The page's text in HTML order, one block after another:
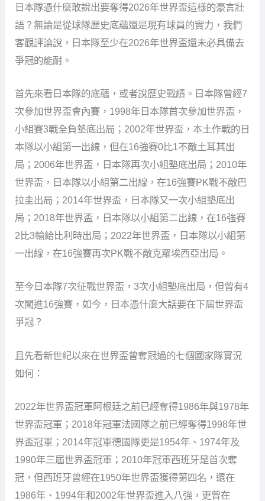
日本隊憑什麼敢說出要奪得2026年世界盃這樣的豪言壯
語？無論是從球隊歷史底蘊還是現有球員的實力，我們
客觀評論說，日本隊至少在2026年世界盃還未必具備去
爭冠的能耐。
首先來看日本隊的底蘊，或者說歷史戰績。日本隊曾經7
次參加世界盃會內賽，1998年日本隊首次參加世界盃，
小組賽3戰全負墊底出局；2002年世界盃，本土作戰的日
本隊以小組第一出線，但在16強賽0比1不敵土耳其出
局；2006年世界盃，日本隊再次小組墊底出局；2010年
世界盃，日本隊以小組第二出線，在16強賽PK戰不敵巴
拉圭出局；2014年世界盃，日本隊又一次小組墊底出
局；2018年世界盃，日本隊以小組第二出線，在16強賽
2比3輸給比利時出局；2022年世界盃，日本隊以小組第
一出線，在16強賽再次PK戰不敵克羅埃西亞出局。
至今日本隊7次征戰世界盃，3次小組墊底出局，但曾有4
次闖進16強賽，如今，日本憑什麼大話要在下屆世界盃
爭冠？
且先看新世紀以來在世界盃曾奪冠過的七個國家隊實況
如何：
2022年世界盃冠軍阿根廷之前已經奪得1986年與1978年
世界盃冠軍；2018年冠軍法國隊之前已經奪得1998年世
界盃冠軍；2014年冠軍德國隊更是1954年、1974年及
1990年三屆世界盃冠軍；2010年冠軍西班牙是首次奪
冠，但西班牙曾經在1950年世界盃獲得第四名，還在
1986年、1994年和2002年世界盃進入八強，更曾在